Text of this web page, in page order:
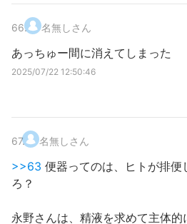
66. 名無しさん
あっちゅー間に消えてしまった
2025/07/22 12:50:46
67. 名無しさん
>>63 便器ってのは、ヒトが排
ろ？
永野さんは、精液を求めて主体